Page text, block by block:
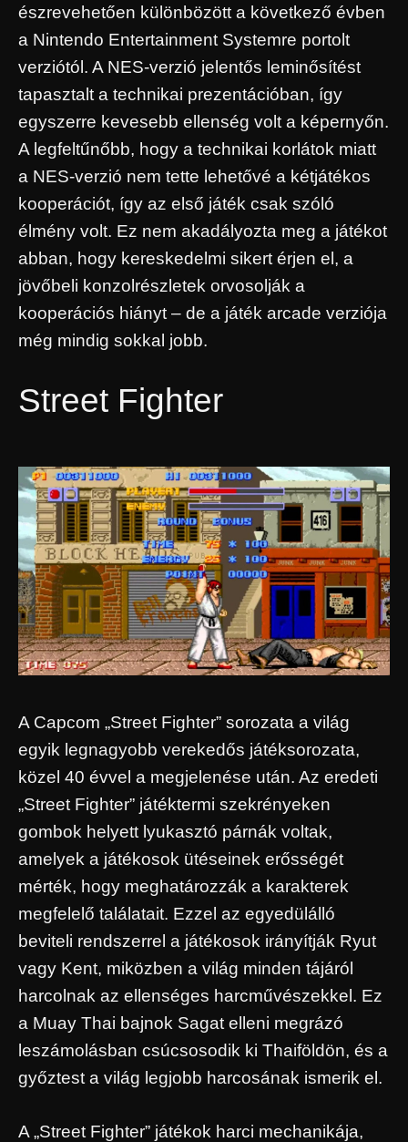
észrevehetően különbözött a következő évben
a Nintendo Entertainment Systemre portolt
verziótól. A NES-verzió jelentős leminősítést
tapasztalt a technikai prezentációban, így
egyszerre kevesebb ellenség volt a képernyőn.
A legfeltűnőbb, hogy a technikai korlátok miatt
a NES-verzió nem tette lehetővé a kétjátékos
kooperációt, így az első játék csak szóló
élmény volt. Ez nem akadályozta meg a játékot
abban, hogy kereskedelmi sikert érjen el, a
jövőbeli konzolrészletek orvosolják a
kooperációs hiányt – de a játék arcade verziója
még mindig sokkal jobb.
Street Fighter
A Capcom „Street Fighter” sorozata a világ
egyik legnagyobb verekedős játéksorozata,
közel 40 évvel a megjelenése után. Az eredeti
„Street Fighter” játéktermi szekrényeken
gombok helyett lyukasztó párnák voltak,
amelyek a játékosok ütéseinek erősségét
mérték, hogy meghatározzák a karakterek
megfelelő találatait. Ezzel az egyedülálló
beviteli rendszerrel a játékosok irányítják Ryut
vagy Kent, miközben a világ minden tájáról
harcolnak az ellenséges harcművészekkel. Ez
a Muay Thai bajnok Sagat elleni megrázó
leszámolásban csúcsosodik ki Thaiföldön, és a
győztest a világ legjobb harcosának ismerik el.
A „Street Fighter” játékok harci mechanikája,